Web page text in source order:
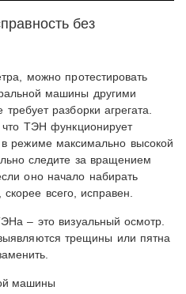
без
можно протестировать
машины другими
разборки агрегата.
что ТЭН функционирует
в режиме максимально высокой
следите за вращением
оно начало набирать
всего, исправен.
– это визуальный осмотр.
трещины или пятна